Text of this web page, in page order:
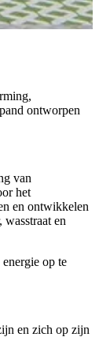
ontworpen
van
het
en ontwikkelen
en
op te
en zich op zijn